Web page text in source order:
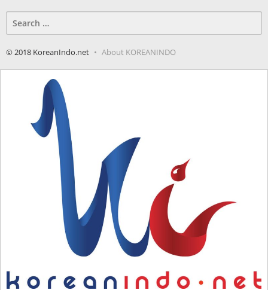
for:
© 2018 KoreanIndo.net About KOREANINDO